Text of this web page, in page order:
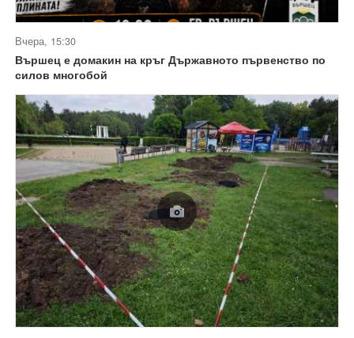
Вчера, 15:30
Вършец е домакин на кръг Държавното първенство по
силов многобой